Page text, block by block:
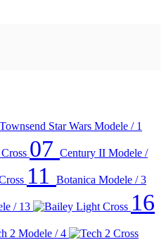
Townsend Star Wars Modele / 1
07 Century II Modele /
11 Botanica Modele / 3
/ 13 16
2 Modele / 4